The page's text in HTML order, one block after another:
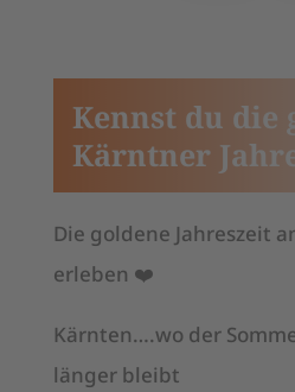
Kennst du die
Kärntner
Die goldene Jahreszeit
erleben ❤️
Kärnten….wo der
länger bleibt